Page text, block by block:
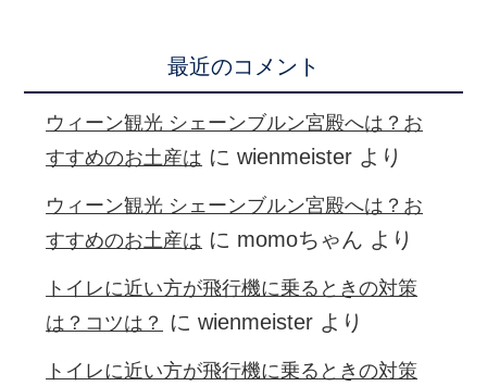
最近のコメント
ウィーン観光 シェーンブルン宮殿へは？お
すすめのお土産は にwienmeister より
ウィーン観光 シェーンブルン宮殿へは？お
すすめのお土産は に momoちゃん より
トイレに近い方が飛行機に乗るときの対策
は？コツは？
にwienmeister より
トイレに近い方が飛行機に乗るときの対策